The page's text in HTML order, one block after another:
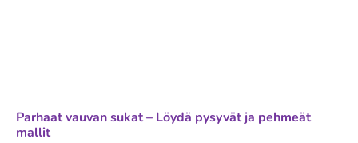
Parhaat vauvan sukat – Löydä pysyvät ja pehmeät
mallit